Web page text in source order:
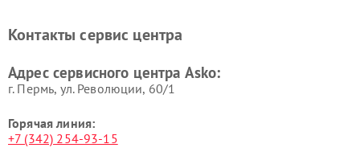
Ремонт подогревателей
Ремонт промышленных
Asko
Контакты сервис центра
Адрес сервисного центра Asko:
г. Пермь, ул. ​Революции, 60/1
Горячая линия:
+7 (342) 254-93-15